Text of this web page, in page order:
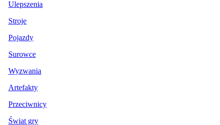
Ulepszenia
Stroje
Pojazdy
Surowce
Wyzwania
Artefakty
Przeciwnicy
Świat gry